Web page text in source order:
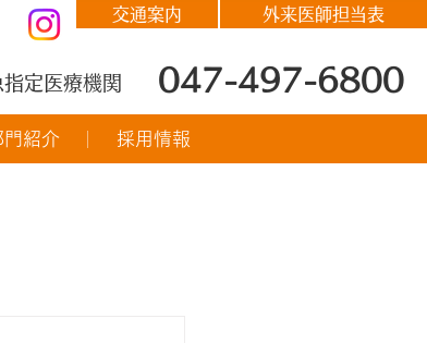
交通案内 外来医師担当表
定医療機関 047-497-6800
門紹介 採用情報